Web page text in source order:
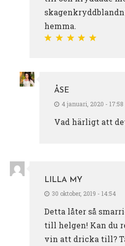
hemma.
ÅSE
4 januari, 2020 - 17:58
Vad härligt att
LILLA MY
30 oktober, 2019 - 14:54
Detta låter så
till helgen! Kan du
vin att dricka till?